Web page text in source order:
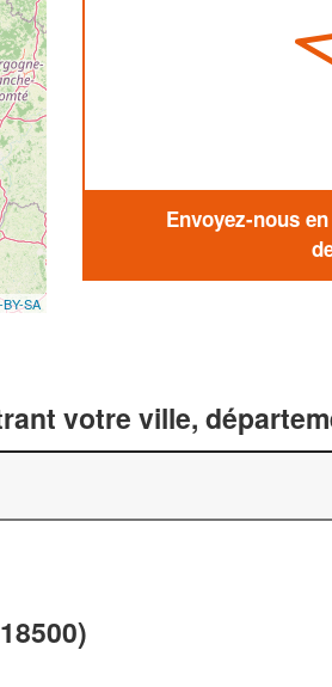
SA
Envoyez-nous
votre ville,